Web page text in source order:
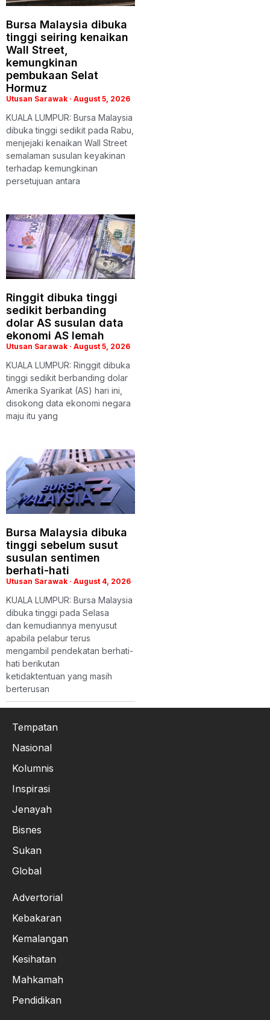
Bursa Malaysia dibuka
tinggi seiring kenaikan
Wall Street,
kemungkinan
pembukaan Selat
Hormuz
Utusan Sarawak August 5, 2026
KUALA LUMPUR: Bursa Malaysia
dibuka tinggi sedikit pada Rabu,
menjejaki kenaikan Wall Street
semalaman susulan keyakinan
terhadap kemungkinan
persetujuan antara
Ringgit dibuka tinggi
sedikit berbanding
dolar AS susulan data
ekonomi AS lemah
Utusan Sarawak August 5, 2026
KUALA LUMPUR: Ringgit dibuka
tinggi sedikit berbanding dolar
Amerika Syarikat (AS) hari ini,
disokong data ekonomi negara
maju itu yang
Bursa Malaysia dibuka
tinggi sebelum susut
susulan sentimen
berhati-hati
Utusan Sarawak August 4, 2026
KUALA LUMPUR: Bursa Malaysia
dibuka tinggi pada Selasa
dan kemudiannya menyusut
apabila pelabur terus
mengambil pendekatan berhati-
hati berikutan
ketidaktentuan yang masih
berterusan
Tempatan
Nasional
Kolumnis
Inspirasi
Jenayah
Bisnes
Sukan
Global
Advertorial
Kebakaran
Kemalangan
Kesihatan
Mahkamah
Pendidikan